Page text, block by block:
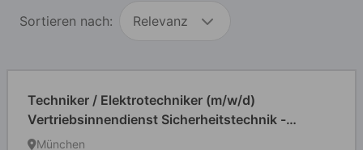
Sortieren nach:
Relevanz
Techniker / Elektrotechniker (m/w/d)
Vertriebsinnendienst Sicherheitstechnik -
München
München